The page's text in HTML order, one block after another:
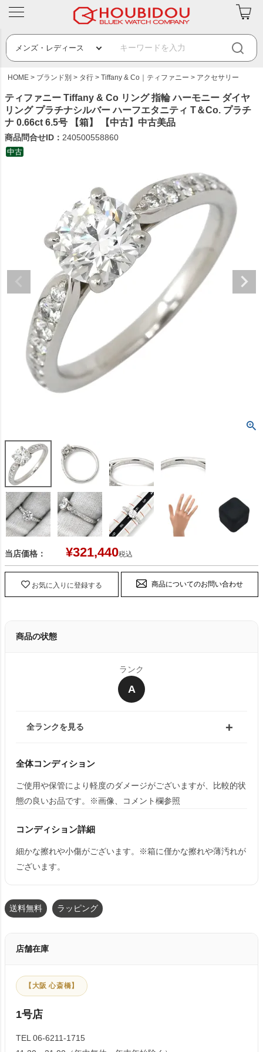
HOME ブランド別 タ行 Tiffany & Co｜ティファニー アクセサリー
ティファニー Tiffany & Co リング 指輪 ハーモニー ダイヤ
リング プラチナシルバー ハーフエタニティ T＆Co. プラチ
ナ 0.66ct 6.5号 【箱】 【中古】中古美品
商品問合せID： 240500558860
中古
当店価格： ¥321,440税込
お気に入りに登録する 商品についてのお問い合わせ
商品の状態
ランク
A
全ランクを見る
全体コンディション
ご使用や保管により軽度のダメージがございますが、比較的状
態の良いお品です。※画像、コメント欄参照
コンディション詳細
細かな擦れや小傷がございます。※箱に僅かな擦れや薄汚れが
ございます。
送料無料 ラッピング
店舗在庫
【大阪 心斎橋】
1号店
TEL 06-6211-1715